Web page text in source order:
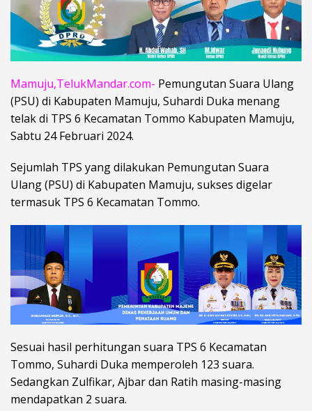
Mamuju,TelukMandar.com- Pemungutan Suara Ulang
(PSU) di Kabupaten Mamuju, Suhardi Duka menang
telak di TPS 6 Kecamatan Tommo Kabupaten Mamuju,
Sabtu 24 Februari 2024.
Sejumlah TPS yang dilakukan Pemungutan Suara
Ulang (PSU) di Kabupaten Mamuju, sukses digelar
termasuk TPS 6 Kecamatan Tommo.
Sesuai hasil perhitungan suara TPS 6 Kecamatan
Tommo, Suhardi Duka memperoleh 123 suara.
Sedangkan Zulfikar, Ajbar dan Ratih masing-masing
mendapatkan 2 suara.